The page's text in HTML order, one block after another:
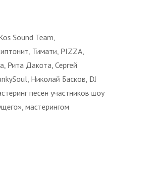
Sound Team,
Тимати, PIZZA,
Рита Дакота, Сергей
Николай Басков, DJ
песен участников шоу
мастерингом